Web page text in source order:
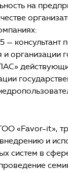
на
консультант
и организации
«Favor-it»,
внедрению и
систем в